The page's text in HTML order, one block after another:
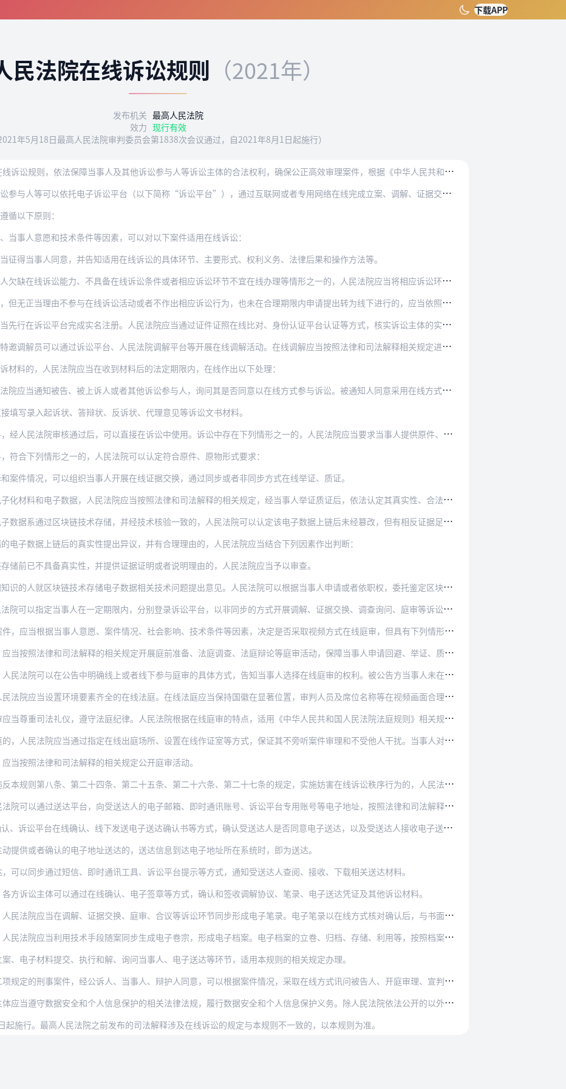
下载APP
民法院在线诉讼规则 （2021年）
发布机关 最高人民法院
效力 现行有效
2021年5月18日最高人民法院审判委员会第1838次会议通过，自2021年8月1日起施行）
为
推进和规范在线诉讼活动，完善在线诉讼规则，依法保障当事人及其他诉讼参与人等诉讼主体的合法权利，确保公正高效审理案件，根据《中华人民共和国刑事诉讼法》《中华人民…
等可以依托电子诉讼平台（以下简称“诉讼平台”），通过互联网或者专用网络在线完成立案、调解、证据交换、询问、庭审、送达等全部或者部…
循以下原则：
当事人意愿和技术条件等因素，可以对以下案件适用在线诉讼：
征得当事人同意，并告知适用在线诉讼的具体环节、主要形式、权利义务、法律后果和操作方法等。
在线诉讼能力、不具备在线诉讼条件或者相应诉讼环节不宜在线办理等情形之一的，人民法院应当将相应诉讼环节转为线下进行。
当理由不参与在线诉讼活动或者不作出相应诉讼行为，也未在合理期限内申请提出转为线下进行的，应当依照法律和司法解释的相关规定承担相应…
诉讼平台完成实名注册。人民法院应当通过证件证照在线比对、身份认证平台认证等方式，核实诉讼主体的实名手机号码、居民身份证件号码、护…
员可以通过诉讼平台、人民法院调解平台等开展在线调解活动。在线调解应当按照法律和司法解释相关规定进行，依法保护国家秘密、商业秘密、…
材料的，人民法院应当在收到材料后的法定期限内，在线作出以下处理：
通知被告、被上诉人或者其他诉讼参与人，询问其是否同意以在线方式参与诉讼。被通知人同意采用在线方式的，应当在收到通知的三日内通过诉…
填写录入起诉状、答辩状、反诉状、代理意见等诉讼文书材料。
经人民法院审核通过后，可以直接在诉讼中使用。诉讼中存在下列情形之一的，人民法院应当要求当事人提供原件、原物：
符合下列情形之一的，人民法院可以认定符合原件、原物形式要求：
案件情况，可以组织当事人开展在线证据交换，通过同步或者非同步方式在线举证、质证。
和电子数据，人民法院应当按照法律和司法解释的相关规定，经当事人举证质证后，依法认定其真实性、合法性和关联性。未经人民法院查证属实的…
据系通过区块链技术存储，并经技术核验一致的，人民法院可以认定该电子数据上链后未经篡改，但有相反证据足以推翻的除外。
电子数据上链后的真实性提出异议，并有合理理由的，人民法院应当结合下列因素作出判断：
储前已不具备真实性，并提供证据证明或者说明理由的，人民法院应当予以审查。
就区块链技术存储电子数据相关技术问题提出意见。人民法院可以根据当事人申请或者依职权，委托鉴定区块链技术存储电子数据的真实性，或者调…
院可以指定当事人在一定期限内，分别登录诉讼平台，以非同步的方式开展调解、证据交换、调查询问、庭审等诉讼活动。
当根据当事人意愿、案件情况、社会影响、技术条件等因素，决定是否采取视频方式在线庭审，但具有下列情形之一的，不得适用在线庭审：
照法律和司法解释的相关规定开展庭前准备、法庭调查、法庭辩论等庭审活动，保障当事人申请回避、举证、质证、陈述、辩论等诉讼权利。
可以在公告中明确线上或者线下参与庭审的具体方式，告知当事人选择在线庭审的权利。被公告方当事人未在开庭前向人民法院表示同意在线庭审的，…
当设置环境要素齐全的在线法庭。在线法庭应当保持国徽在显著位置，审判人员及席位名称等在视频画面合理区域。因存在特殊情形，确需在在线法庭…
当尊重司法礼仪，遵守法庭纪律。人民法院根据在线庭审的特点，适用《中华人民共和国人民法院法庭规则》相关规定。
法院应当通过指定在线出庭场所、设置在线作证室等方式，保证其不旁听案件审理和不受他人干扰。当事人对证人在线出庭提出异议且有合理理由的，…
当按照法律和司法解释的相关规定公开庭审活动。
第八条、第二十四条、第二十五条、第二十六条、第二十七条的规定，实施妨害在线诉讼秩序行为的，人民法院可以根据法律和司法解释关于妨害诉讼…
以通过送达平台，向受送达人的电子邮箱、即时通讯账号、诉讼平台专用账号等电子地址，按照法律和司法解释的相关规定送达诉讼文书和证据材料。
平台在线确认、线下发送电子送达确认书等方式，确认受送达人是否同意电子送达，以及受送达人接收电子送达的具体方式和地址，并告知电子送达…
提供或者确认的电子地址送达的，送达信息到达电子地址所在系统时，即为送达。
可以同步通过短信、即时通讯工具、诉讼平台提示等方式，通知受送达人查阅、接收、下载相关送达材料。
方诉讼主体可以通过在线确认、电子签章等方式，确认和签收调解协议、笔录、电子送达凭证及其他诉讼材料。
法院应当在调解、证据交换、庭审、合议等诉讼环节同步形成电子笔录。电子笔录以在线方式核对确认后，与书面笔录具有同等法律效力。
院应当利用技术手段随案同步生成电子卷宗，形成电子档案。电子档案的立卷、归档、存储、利用等，按照档案管理相关法律法规的规定执行。
、电子材料提交、执行和解、询问当事人、电子送达等环节，适用本规则的相关规定办理。
规定的刑事案件，经公诉人、当事人、辩护人同意，可以根据案件情况，采取在线方式讯问被告人、开庭审理、宣判等。
守数据安全和个人信息保护的相关法律法规，履行数据安全和个人信息保护义务。除人民法院依法公开的以外，任何人不得违法违规披露、传播和使用…
起施行。最高人民法院之前发布的司法解释涉及在线诉讼的规定与本规则不一致的，以本规则为准。